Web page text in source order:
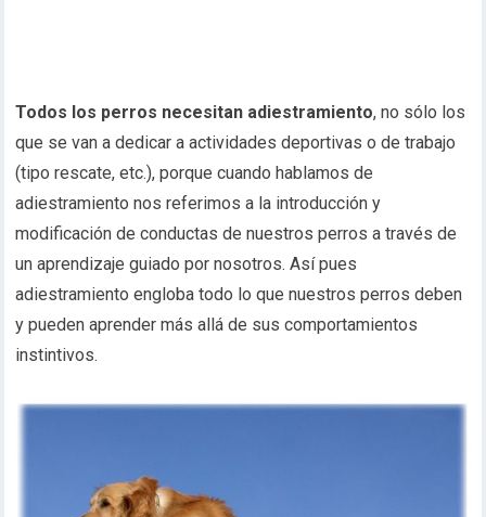
Todos los perros necesitan adiestramiento, no sólo los
que se van a dedicar a actividades deportivas o de trabajo
(tipo rescate, etc.), porque cuando hablamos de
adiestramiento nos referimos a la introducción y
modificación de conductas de nuestros perros a través de
un aprendizaje guiado por nosotros. Así pues
adiestramiento engloba todo lo que nuestros perros deben
y pueden aprender más allá de sus comportamientos
instintivos.